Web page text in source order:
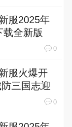
服2025年
载全新版
享新服礼
0
服火爆开
三国志迎
0